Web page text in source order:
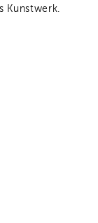
Kunstwerk.